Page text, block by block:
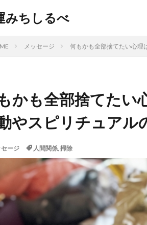
みちしるべ
メッセージ 何もかも全部捨てたい心理
かも全部捨てたい
やスピリチュアル
ージ 人間関係, 掃除